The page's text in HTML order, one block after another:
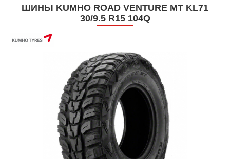
ШИНЫ KUMHO ROAD VENTURE MT KL71
30/9.5 R15 104Q